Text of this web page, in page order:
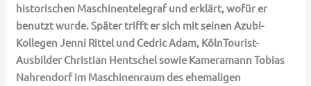
historischen Maschinentelegraf und erklärt, wofür er
benutzt wurde. Später trifft er sich mit seinen Azubi-
Kollegen Jenni Rittel und Cedric Adam, KölnTourist-
Ausbilder Christian Hentschel sowie Kameramann Tobias
Nahrendorf im Maschinenraum des ehemaligen